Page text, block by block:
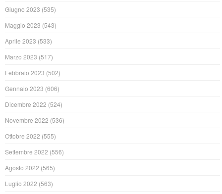
Giugno 2023 (535)
Maggio 2023 (543)
Aprile 2023 (533)
Marzo 2023 (517)
Febbraio 2023 (502)
Gennaio 2023 (606)
Dicembre 2022 (524)
Novembre 2022 (536)
Ottobre 2022 (555)
Settembre 2022 (556)
Agosto 2022 (565)
Luglio 2022 (563)